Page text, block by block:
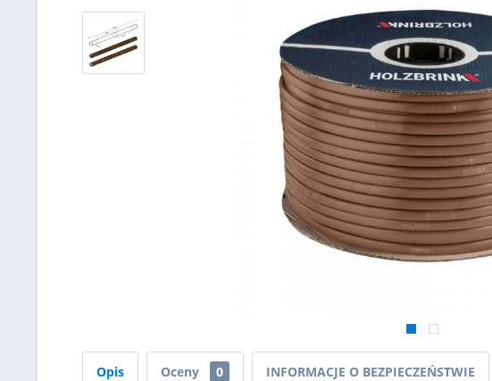
Opis Oceny 0 INFORMACJE O BEZPIECZEŃSTWIE